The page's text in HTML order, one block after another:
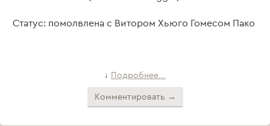
Статус: помолвлена с Витором Хьюго Гомесом Пако
↓ Подробнее...
Комментировать →